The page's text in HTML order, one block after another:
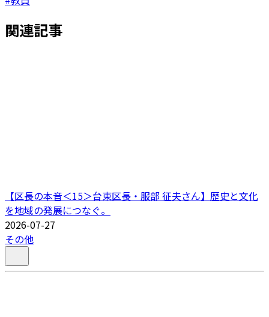
関連記事
【区長の本音＜15＞台東区長・服部 征夫さん】歴史と文化
を地域の発展につなぐ。
2026-07-27
その他